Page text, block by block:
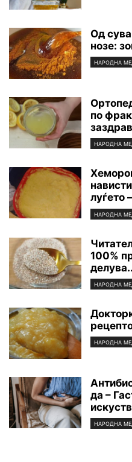
Од
нозе:
НАРОДНА
по
НАРОДНА
луѓето
НАРОДНА
100%
НАРОДНА
НАРОДНА
да –
НАРОДНА